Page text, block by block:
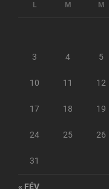
L M M
3 4 5
10 11 12
17 18 19
24 25 26
31
« FÉV